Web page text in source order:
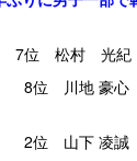
7位 松村 光紀
】 8位 川地 豪心
2位 山下 凌誠